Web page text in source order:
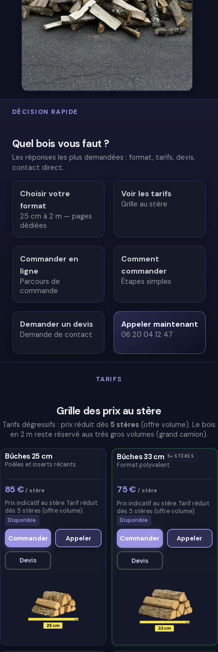
DÉCISION RAPIDE
Quel bois vous faut ?
Les réponses les plus demandées : format, tarifs, devis,
contact direct.
Choisir votre
format
25 cm à 2 m — pages
dédiées
Voir les tarifs
Grille au stère
Commander en
ligne
Parcours de
commande
Comment
commander
Étapes simples
Demander un devis
Demande de contact
Appeler maintenant
06 20 04 12 47
TARIFS
Grille des prix au stère
Tarifs dégressifs : prix réduit dès 5 stères (offre volume). Le bois
en 2 m reste réservé aux très gros volumes (grand camion).
Bûches 25 cm
Poêles et inserts récents.
85 € / stère
Prix indicatif au stère. Tarif réduit
dès 5 stères (offre volume).
Disponible
Commander Appeler
Devis
Bûches 33 cm 5+ STÈRES
Format polyvalent.
75 € / stère
Prix indicatif au stère. Tarif réduit
dès 5 stères (offre volume).
Disponible
Commander Appeler
Devis